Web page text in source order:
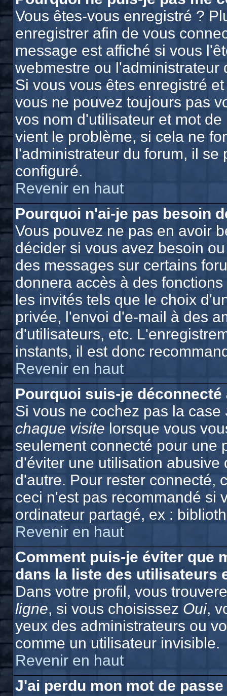
Vous êtes-vous enregistré ?
enregistrer afin de vous
message est affiché si vous
webmestre ou l'administrateur
Si vous vous êtes enregistré
vous ne pouvez toujours pas
vos nom d'utilisateur et mot
vient le problème, si cela ne
l'administrateur du forum, il se
configuré.
Revenir en haut
Pourquoi n'ai-je pas besoin
Vous pouvez ne pas en avoir
décider si vous avez besoin
des messages sur certains
donnera accès à des
les invités tels que le choix
privée, l'envoi d'e-mail à des
d'utilisateurs, etc.
instants, il est donc
Revenir en haut
Pourquoi suis-je
Si vous ne cochez pas la case
chaque visite lorsque vous
seulement connecté pour une
d'éviter une utilisation
d'autre. Pour rester connecté,
ceci n'est pas recommandé si
ordinateur partagé, ex :
Revenir en haut
Comment puis-je éviter que
dans la liste des utilisateurs
Dans votre profil, vous
ligne, si vous choisissez Oui,
yeux des administrateurs ou
comme un utilisateur invisible.
Revenir en haut
J'ai perdu mon mot de passe